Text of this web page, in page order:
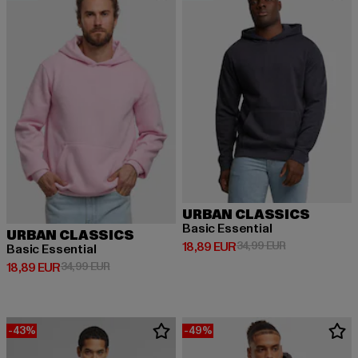
URBAN CLASSICS
Basic Essential
18,89 EUR
Derzeitiger Preis: 18,89 EUR
34,99 EURAktionspreis: 34,99 EUR
URBAN CLASSICS
Basic Essential
18,89 EUR
Derzeitiger Preis: 18,89 EUR
34,99 EURAktionspreis:
-43% -49%